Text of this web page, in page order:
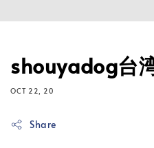
shouyadog台
OCT 22, 20
Share